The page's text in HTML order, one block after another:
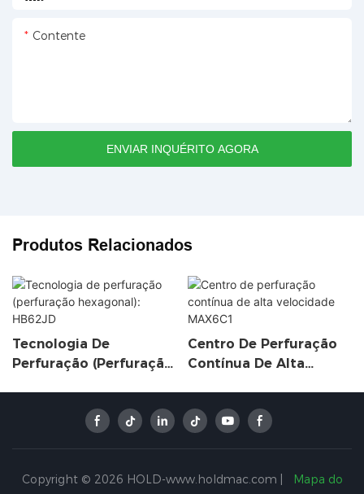
Contente
ENVIAR INQUÉRITO AGORA
Produtos Relacionados
Tecnologia De
Perfuração (perfuração
Centro De Perfuração
Contínua De Alta
Copyright © 2026 HOLD-www.holdmac.com |
Mapa do